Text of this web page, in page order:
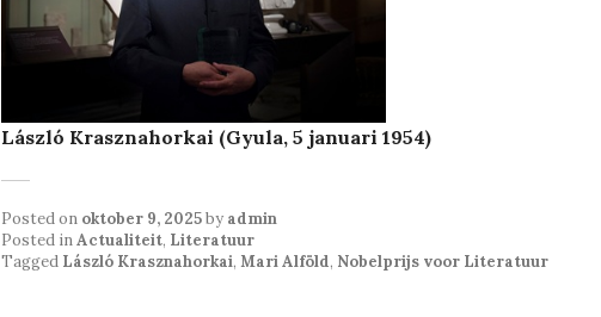
László Krasznahorkai (Gyula, 5 januari 1954)
Posted on oktober 9, 2025by admin
Posted inActualiteit, Literatuur
Tagged László Krasznahorkai, Mari Alföld, Nobelprijs voor Literatuur